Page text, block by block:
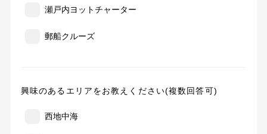
瀬戸内ヨットチャーター
郵船クルーズ
興味のあるエリアをお教えください(複数回答可)
西地中海